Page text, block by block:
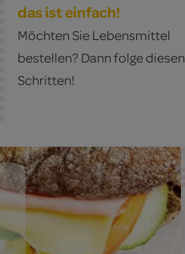
das ist einfach!
Möchten Sie Lebensmittel
bestellen? Dann folge diesen
Schritten!